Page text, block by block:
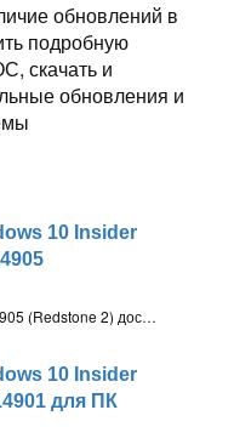
обновлений в
подробную
скачать и
обновления и
10 Insider
Windows 10 build 14905 (Redstone 2) доступен для загрузки участникам программы предварительной оценки Windows Insider с приоритетом получения обновлений вЂќРанний доступвЂќ
10 Insider
для ПК